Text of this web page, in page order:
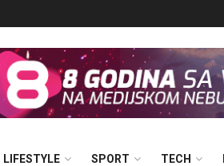
LIFESTYLE SPORT TECH